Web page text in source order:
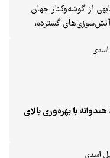
جهان
حوادثی
خواربار و
می‌دهد
برای
بالای